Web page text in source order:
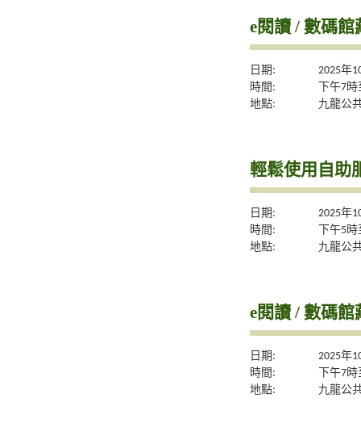
e閱讀 / 數碼館
日期:
2025年
時間:
下午7
地點:
九龍公
輕鬆使用自助
日期:
2025年
時間:
下午5
地點:
九龍公
e閱讀 / 數碼館
日期:
2025年
時間:
下午7
地點:
九龍公